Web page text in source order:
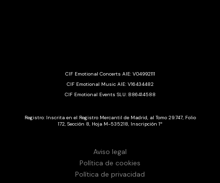
CIF Emotional Concerts AIE: V04992111
CIF Emotional Music AIE: V16434482
CIF Emotional Events SLU: B86414588
Registro: Inscrita en el Registro Mercantil de Madrid, al Tomo 29.747, Folio
172, Sección 8, Hoja M-535218, Inscripción 1ª
Aviso legal
Política de cookies
Política de privacidad